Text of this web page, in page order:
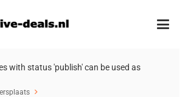
with status 'publish' can be used as